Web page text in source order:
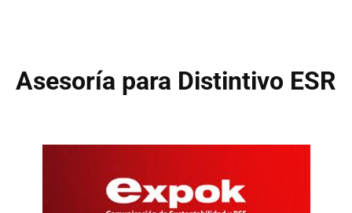
Asesoría para Distintivo ESR